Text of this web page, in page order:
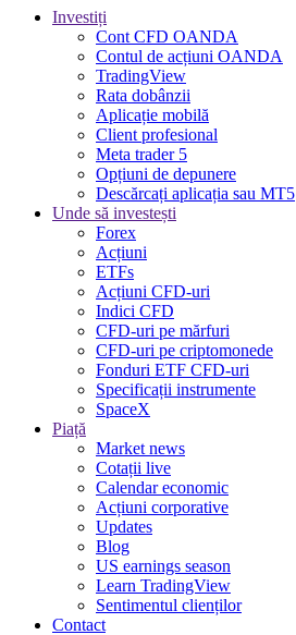
Investiți
Cont CFD OANDA
Contul de acțiuni OANDA
TradingView
Rata dobânzii
Aplicație mobilă
Client profesional
Meta trader 5
Opțiuni de depunere
Descărcați aplicația sau MT5
Unde să investești
Forex
Acțiuni
ETFs
Acțiuni CFD-uri
Indici CFD
CFD-uri pe mărfuri
CFD-uri pe criptomonede
Fonduri ETF CFD-uri
Specificații instrumente
SpaceX
Piață
Market news
Cotații live
Calendar economic
Acțiuni corporative
Updates
Blog
US earnings season
Learn TradingView
Sentimentul clienților
Contact